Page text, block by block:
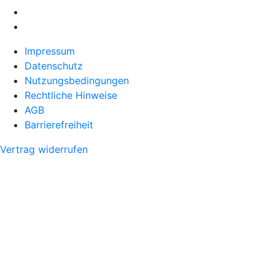
Impressum
Datenschutz
Nutzungsbedingungen
Rechtliche Hinweise
AGB
Barrierefreiheit
Vertrag widerrufen